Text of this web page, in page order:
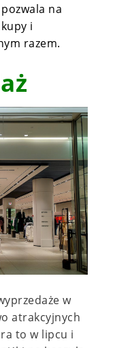
na
i
razem.
w
atrakcyjnych
to w lipcu i